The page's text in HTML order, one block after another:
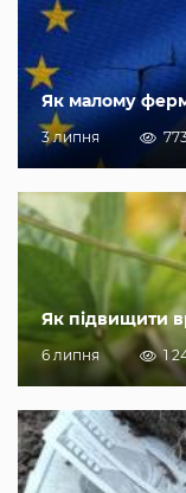
Як малому
3 липня
Як підвищити
6 липня 1